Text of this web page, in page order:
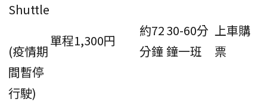
Shuttle
(疫情期
間暫停
行駛)
單程1,300円
約72
分鐘
30-60分
鐘一班
上車購
票